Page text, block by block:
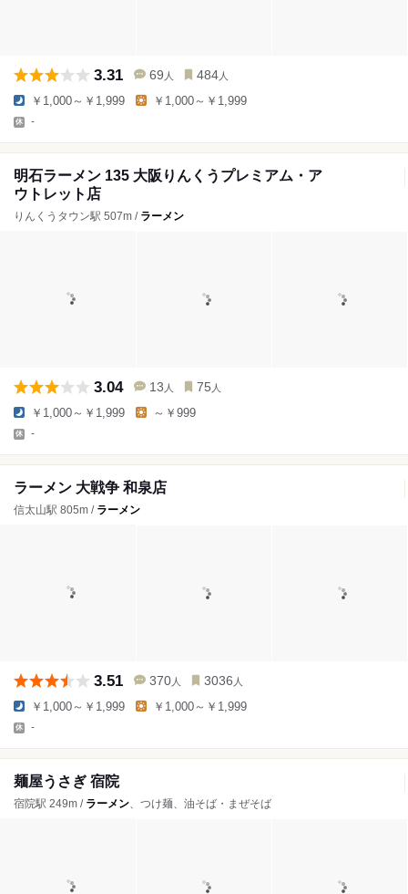
3.31 69 人 484 人
￥1,000～￥1,999 ￥1,000～￥1,999
-
明石ラーメン 135 大阪りんくうプレミアム・ア
ウトレット店
りんくうタウン駅 507m / ラーメン
3.04 13 人 75 人
￥1,000～￥1,999 ～￥999
-
ラーメン 大戦争 和泉店
信太山駅 805m / ラーメン
3.51 370 人 3036 人
￥1,000～￥1,999 ￥1,000～￥1,999
-
麺屋うさぎ 宿院
宿院駅 249m / ラーメン、つけ麺、油そば・まぜそば